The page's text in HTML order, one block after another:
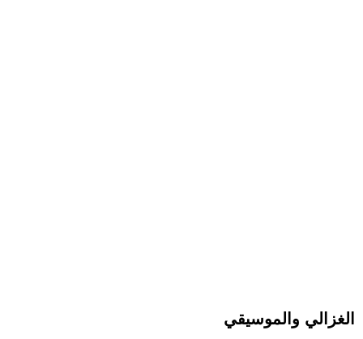
الغزالي والموسيقي